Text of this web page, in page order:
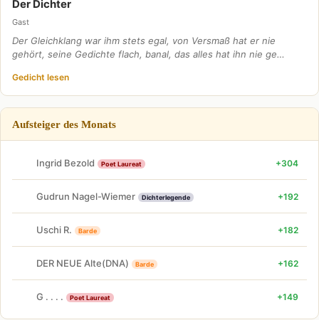
Der Dichter
Gast
Der Gleichklang war ihm stets egal, von Versmaß hat er nie
gehört, seine Gedichte flach, banal, das alles hat ihn nie ge…
Gedicht lesen
Aufsteiger des Monats
Ingrid Bezold Poet Laureat +304
Gudrun Nagel-Wiemer Dichterlegende +192
Uschi R. Barde +182
DER NEUE Alte(DNA) Barde +162
G . . . . Poet Laureat +149